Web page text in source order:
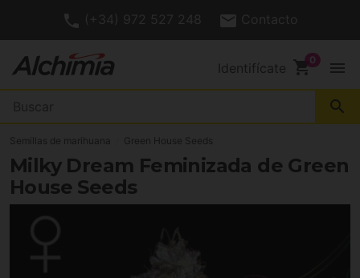
(+34) 972 527 248 Contacto
Identifícate shopping_cart menu
search
Semillas de marihuana Green House Seeds
Milky Dream Feminizada de Green
House Seeds